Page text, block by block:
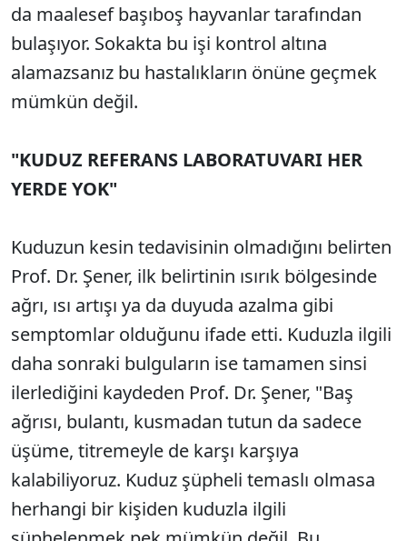
da maalesef başıboş hayvanlar tarafından
bulaşıyor. Sokakta bu işi kontrol altına
alamazsanız bu hastalıkların önüne geçmek
mümkün değil.
"KUDUZ REFERANS LABORATUVARI HER
YERDE YOK"
Kuduzun kesin tedavisinin olmadığını belirten
Prof. Dr. Şener, ilk belirtinin ısırık bölgesinde
ağrı, ısı artışı ya da duyuda azalma gibi
semptomlar olduğunu ifade etti. Kuduzla ilgili
daha sonraki bulguların ise tamamen sinsi
ilerlediğini kaydeden Prof. Dr. Şener, "Baş
ağrısı, bulantı, kusmadan tutun da sadece
üşüme, titremeyle de karşı karşıya
kalabiliyoruz. Kuduz şüpheli temaslı olmasa
herhangi bir kişiden kuduzla ilgili